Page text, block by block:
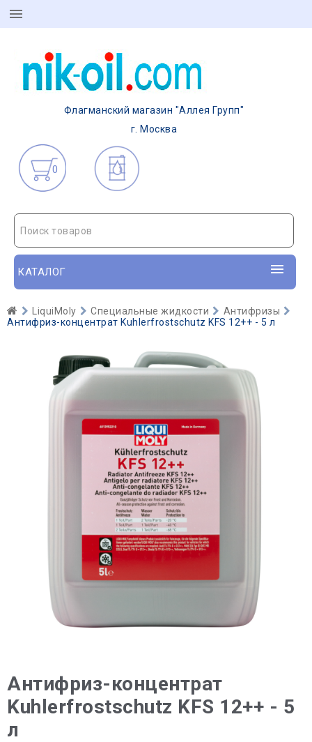
Флагманский магазин "Аллея Групп"
г. Москва
0
Поиск товаров
КАТАЛОГ
LiquiMoly Специальные жидкости
Антифризы
Антифриз-концентрат Kuhlerfrostschutz KFS 12++ - 5 л
Антифриз-концентрат
Kuhlerfrostschutz KFS 12++ - 5
л